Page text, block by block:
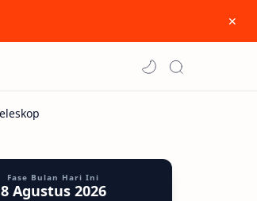
Fase Bulan Hari Ini
8 Agustus 2026